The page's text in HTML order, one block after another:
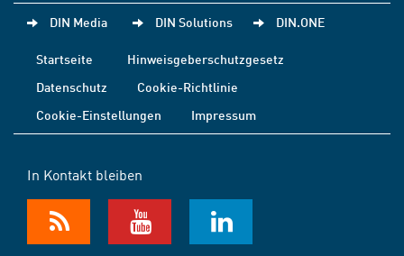
DIN Media DIN Solutions DIN.ONE
Startseite
Hinweisgeberschutzgesetz
Datenschutz
Cookie-Richtlinie
Cookie-Einstellungen
Impressum
In Kontakt bleiben